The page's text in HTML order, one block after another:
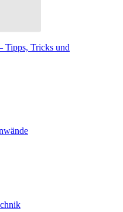
Tipps, Tricks und